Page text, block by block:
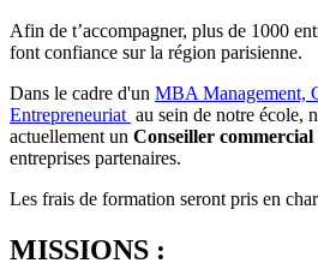
Afin de t’accompagner, plus de 1000
font confiance sur la région parisienne.
Dans le cadre d'un MBA Management,
Entrepreneuriat au sein de notre école,
actuellement un Conseiller commercial
entreprises partenaires.
Les frais de formation seront pris en
MISSIONS :